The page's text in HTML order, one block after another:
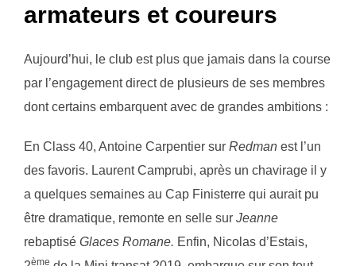
armateurs et coureurs
Aujourd’hui, le club est plus que jamais dans la course
par l’engagement direct de plusieurs de ses membres
dont certains embarquent avec de grandes ambitions :
En Class 40, Antoine Carpentier sur Redman est l’un
des favoris. Laurent Camprubi, après un chavirage il y
a quelques semaines au Cap Finisterre qui aurait pu
être dramatique, remonte en selle sur Jeanne
rebaptisé Glaces Romane. Enfin, Nicolas d’Estais,
ème